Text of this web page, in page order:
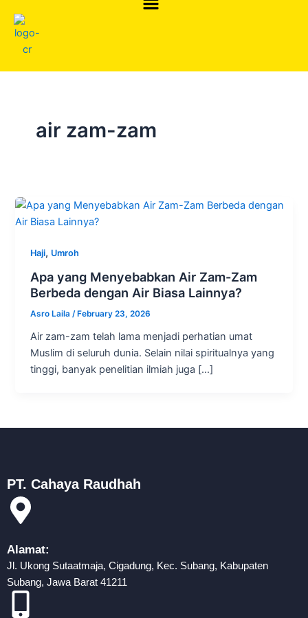
content
air zam-zam
Haji, Umroh
Apa yang Menyebabkan Air Zam-Zam
Berbeda dengan Air Biasa Lainnya?
Asro Laila/ February 23, 2026
Air zam-zam telah lama menjadi perhatian umat
Muslim di seluruh dunia. Selain nilai spiritualnya yang
tinggi, banyak penelitian ilmiah juga […]
PT. Cahaya Raudhah
Alamat:
Jl. Ukong Sutaatmaja, Cigadung, Kec. Subang, Kabupaten
Subang, Jawa Barat 41211